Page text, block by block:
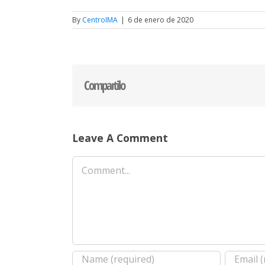
By CentroIMA | 6 de enero de 2020
Compartilo
Leave A Comment
Comment